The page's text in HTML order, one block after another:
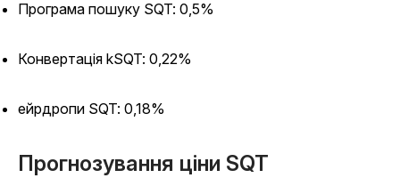
Програма пошуку SQT: 0,5%
Конвертація kSQT: 0,22%
ейрдропи SQT: 0,18%
Прогнозування ціни SQT